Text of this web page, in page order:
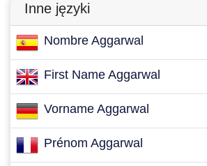
Inne języki
Nombre Aggarwal
First Name Aggarwal
Vorname Aggarwal
Prénom Aggarwal